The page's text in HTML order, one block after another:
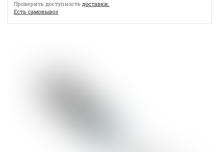
Проверить доступность доставки.
Eсть cамовывоз